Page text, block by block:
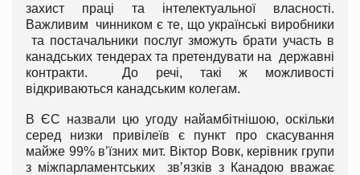
захист праці та інтелектуальної власності.
Важливим чинником є те, що українські виробники
та постачальники послуг зможуть брати участь в
канадських тендерах та претендувати на державні
контракти. До речі, такі ж можливості
відкриваються канадським колегам.
В ЄС назвали цю угоду найамбітнішою, оскільки
серед низки привілеїв є пункт про скасування
майже 99% в’їзних мит. Віктор Вовк, керівник групи
з міжпарламентських зв’язків з Канадою вважає